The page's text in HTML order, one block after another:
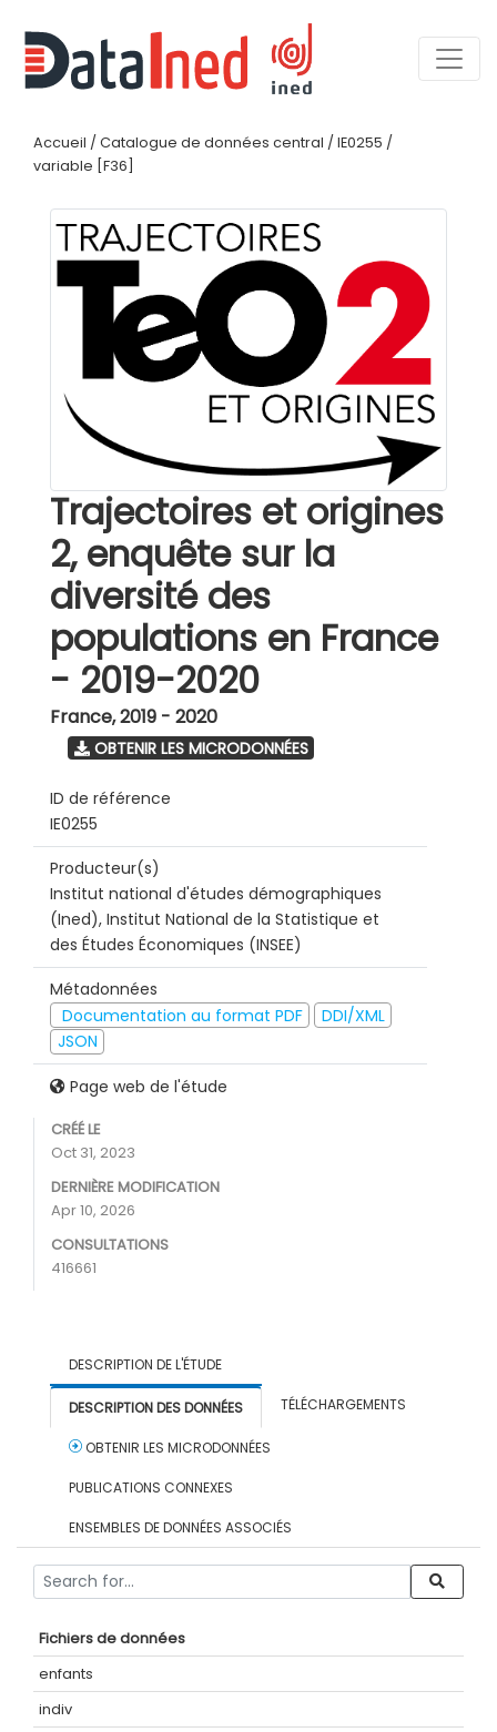
Accueil / Catalogue de données central / IE0255 /
variable [F36]
Trajectoires et origines
2, enquête sur la
diversité des
populations en France
- 2019-2020
France,2019 - 2020
OBTENIR LES MICRODONNÉES
ID de référence
IE0255
Producteur(s)
Institut national d'études démographiques
(Ined), Institut National de la Statistique et
des Études Économiques (INSEE)
Métadonnées
Documentation au format PDF
DDI/XML
JSON
Page web de l'étude
CRÉÉ LE
Oct 31, 2023
DERNIÈRE MODIFICATION
Apr 10, 2026
CONSULTATIONS
416661
DESCRIPTION DE L'ÉTUDE
DESCRIPTION DES DONNÉES TÉLÉCHARGEMENTS
OBTENIR LES MICRODONNÉES
PUBLICATIONS CONNEXES
ENSEMBLES DE DONNÉES ASSOCIÉS
Fichiers de données
enfants
indiv